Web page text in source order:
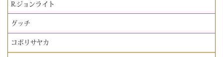
R.ジョンライト
グッチ
コボリサヤカ